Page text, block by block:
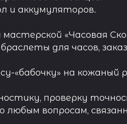
и аккумуляторов.
«Часовая
для часов,
«бабочку» на кожаный
проверку
вопросам,